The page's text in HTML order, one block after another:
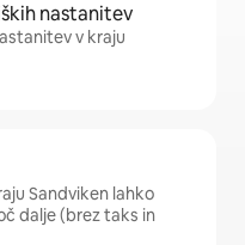
nastanitev
v kraju
Sandviken lahko
dalje (brez taks in